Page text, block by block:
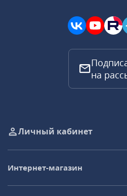
на
Личный кабинет
Интернет-магазин